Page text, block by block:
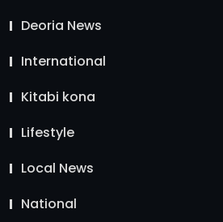
Deoria News
International
Kitabi kona
Lifestyle
Local News
National